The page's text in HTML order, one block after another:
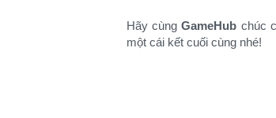
Hãy cùngGameHub chúc
một cái kết cuối cùng nhé!​